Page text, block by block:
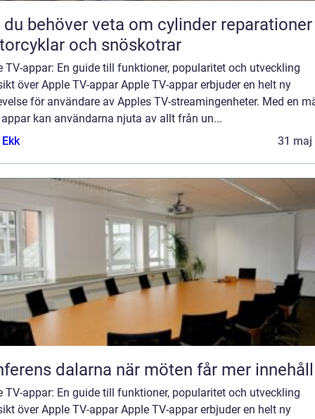
behöver veta om cylinder
och snöskotrar
TV-appar: En guide till funktioner, popularitet och utveckling
över Apple TV-appar Apple TV-appar erbjuder en helt ny
för användare av Apples TV-streamingenheter. Med en
kan användarna njuta av allt från un...
31 maj
Konferens dalarna när möten får mer innehåll
TV-appar: En guide till funktioner, popularitet och utveckling
över Apple TV-appar Apple TV-appar erbjuder en helt ny